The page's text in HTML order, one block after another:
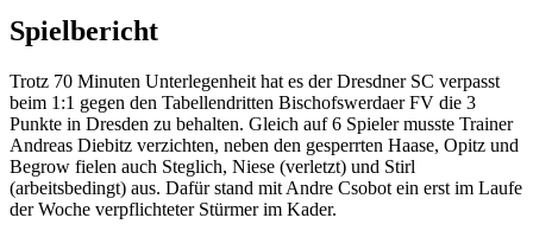
Spielbericht
Trotz 70 Minuten Unterlegenheit hat es der Dresdner SC verpasst
beim 1:1 gegen den Tabellendritten Bischofswerdaer FV die 3
Punkte in Dresden zu behalten. Gleich auf 6 Spieler musste Trainer
Andreas Diebitz verzichten, neben den gesperrten Haase, Opitz und
Begrow fielen auch Steglich, Niese (verletzt) und Stirl
(arbeitsbedingt) aus. Dafür stand mit Andre Csobot ein erst im Laufe
der Woche verpflichteter Stürmer im Kader.